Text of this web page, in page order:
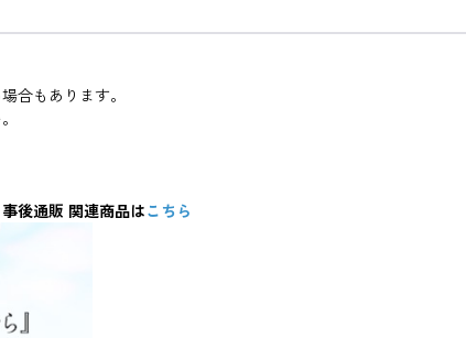
合もあります。
後通販 関連商品はこちら